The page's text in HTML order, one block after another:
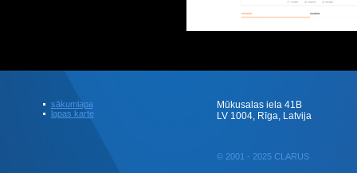
sākumlapa
lapas karte
Mūkusalas iela 41B
LV 1004, Rīga, Latvija
© 2001 - 2025 CLARUS